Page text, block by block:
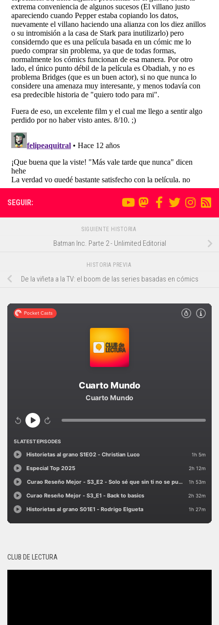
SEGUIR:
SIGUIENTE HISTORIA
Batman Inc. Parte 2 - Unlimited Editorial
HISTORIA PREVIA
De la viñeta a la TV: el boom de las series basadas en cómics
CLUB DE LECTURA